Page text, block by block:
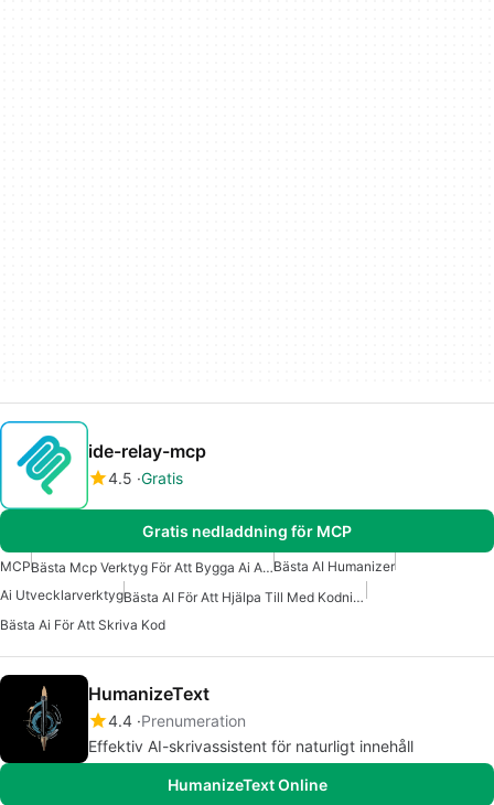
ide-relay-mcp
4.5 Gratis
Gratis nedladdning för MCP
MCP Bästa Mcp Verktyg För Att Bygga Ai AgenterBästa AI Humanizer
Ai Utvecklarverktyg
Bästa AI För Att Hjälpa Till Med Kodning
Bästa Ai För Att Skriva Kod
HumanizeText
4.4 Prenumeration
Effektiv AI-skrivassistent för naturligt innehåll
HumanizeText Online